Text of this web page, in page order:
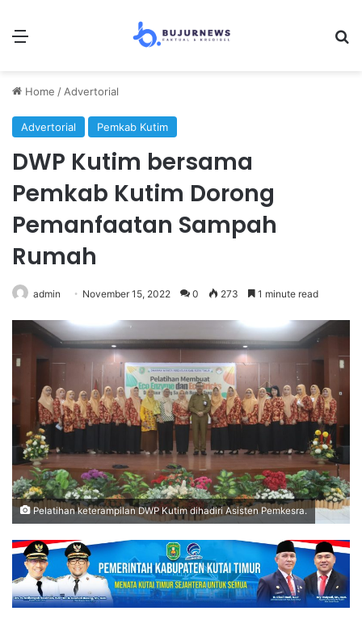
Home / Advertorial
Advertorial Pemkab Kutim
DWP Kutim bersama
Pemkab Kutim Dorong
Pemanfaatan Sampah
Rumah
admin November 15, 2022 0 273 1 minute read
Pelatihan keterampilan DWP Kutim dihadiri Asisten Pemkesra.